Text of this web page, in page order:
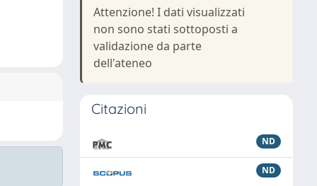
Attenzione! I dati visualizzati
non sono stati sottoposti a
validazione da parte
dell'ateneo
Citazioni
ND
ND